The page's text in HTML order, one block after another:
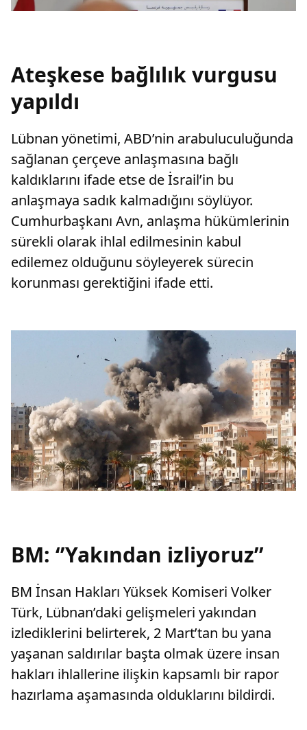
Ateşkese bağlılık vurgusu
yapıldı
Lübnan yönetimi, ABD’nin arabuluculuğunda
sağlanan çerçeve anlaşmasına bağlı
kaldıklarını ifade etse de İsrail’in bu
anlaşmaya sadık kalmadığını söylüyor.
Cumhurbaşkanı Avn, anlaşma hükümlerinin
sürekli olarak ihlal edilmesinin kabul
edilemez olduğunu söyleyerek sürecin
korunması gerektiğini ifade etti.
BM: ‘’Yakından izliyoruz’’
BM İnsan Hakları Yüksek Komiseri Volker
Türk, Lübnan’daki gelişmeleri yakından
izlediklerini belirterek, 2 Mart’tan bu yana
yaşanan saldırılar başta olmak üzere insan
hakları ihlallerine ilişkin kapsamlı bir rapor
hazırlama aşamasında olduklarını bildirdi.